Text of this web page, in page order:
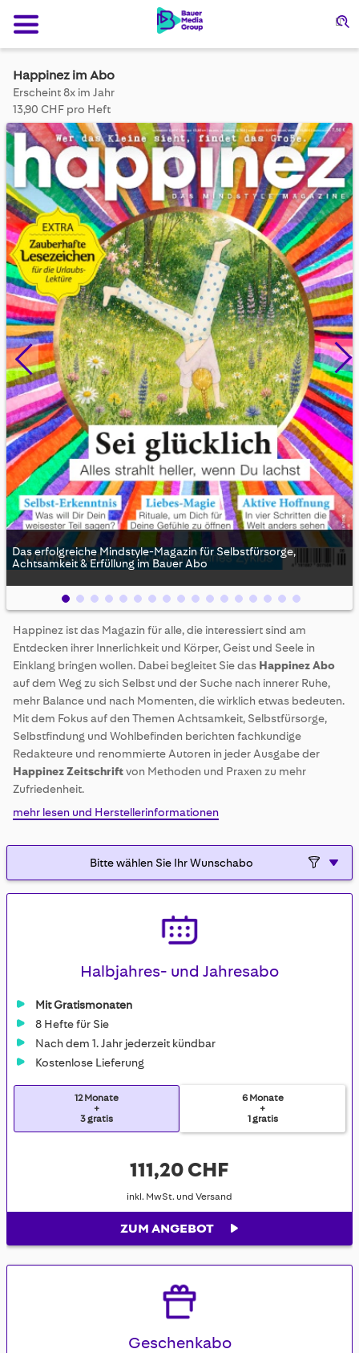
Happinez im Abo
Erscheint 8x im Jahr
13,90 CHF pro Heft
Skip
to
the
of
the
images
gallery
Das erfolgreiche Mindstyle-Magazin für Selbstfürsorge,
Achtsamkeit & Erfüllung im Bauer Abo
to
the
beginning
of
the
images
gallery
Happinez ist das Magazin für alle, die interessiert sind am
Entdecken ihrer Innerlichkeit und Körper, Geist und Seele in
Einklang bringen wollen. Dabei begleitet Sie das Happinez Abo
auf dem Weg zu sich Selbst und der Suche nach innerer Ruhe,
mehr Balance und nach Momenten, die wirklich etwas bedeuten.
Mit dem Fokus auf den Themen Achtsamkeit, Selbstfürsorge,
Selbstfindung und Wohlbefinden berichten fachkundige
Redakteure und renommierte Autoren in jeder Ausgabe der
Happinez Zeitschriftvon Methoden und Praxen zu mehr
Zufriedenheit.
mehr lesen und Herstellerinformationen
Halbjahres- und Jahresabo
Mit Gratismonaten
8 Hefte für Sie
Nach dem 1. Jahr jederzeit kündbar
Kostenlose Lieferung
12 Monate
+
3 gratis
6 Monate
+
1 gratis
111,20 CHF
inkl. MwSt. und Versand
ZUM ANGEBOT
Geschenkabo